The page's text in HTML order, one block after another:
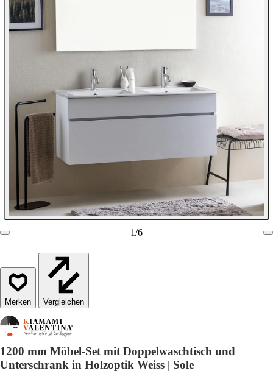
1/6
Vergleichen
1200 mm Möbel-Set mit Doppelwaschtisch und
Unterschrank in Holzoptik Weiss | Sole